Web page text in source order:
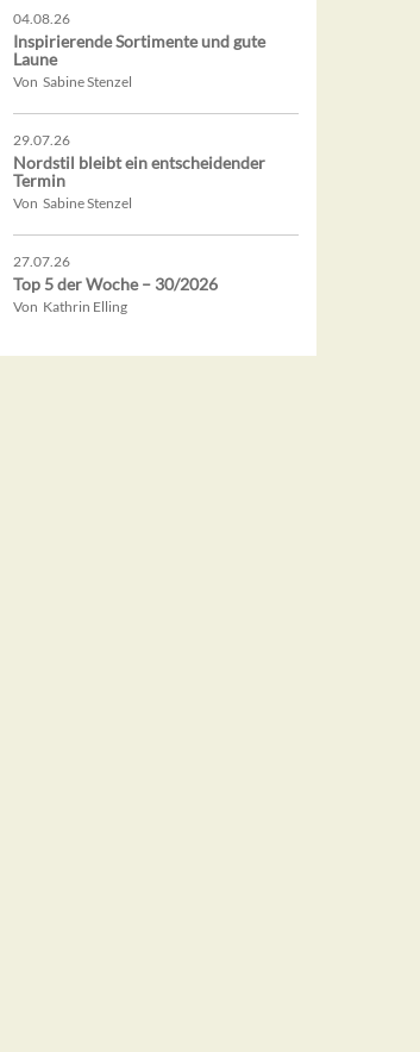
04.08.26
Inspirierende Sortimente und gute
Laune
Von Sabine Stenzel
29.07.26
Nordstil bleibt ein entscheidender
Termin
Von Sabine Stenzel
27.07.26
Top 5 der Woche – 30/2026
Von Kathrin Elling